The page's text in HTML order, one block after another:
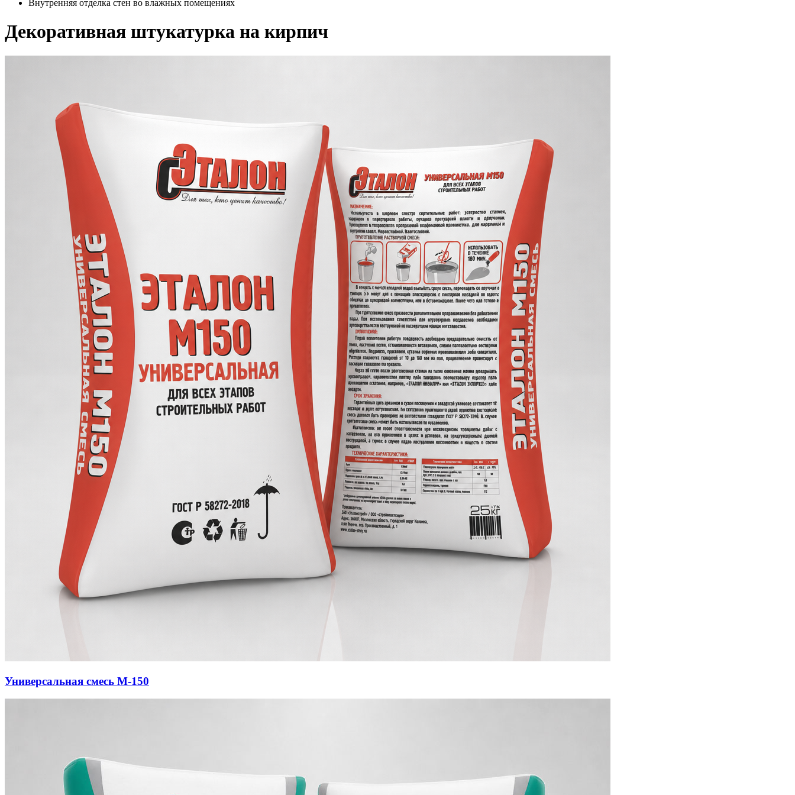
Внутренняя отделка стен во влажных помещениях
Декоративная штукатурка на кирпич
Универсальная смесь М-150